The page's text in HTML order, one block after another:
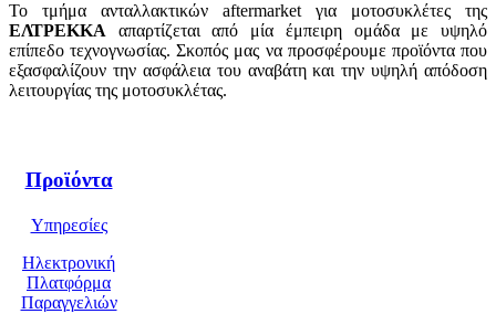
Το τμήμα ανταλλακτικών aftermarket για μοτοσυκλέτες της
ΕΛΤΡΕΚΚΑ απαρτίζεται από μία έμπειρη ομάδα με υψηλό
επίπεδο τεχνογνωσίας. Σκοπός μας να προσφέρουμε προϊόντα που
εξασφαλίζουν την ασφάλεια του αναβάτη και την υψηλή απόδοση
λειτουργίας της μοτοσυκλέτας.
Προϊόντα
Υπηρεσίες
Ηλεκτρονική
Πλατφόρμα
Παραγγελιών